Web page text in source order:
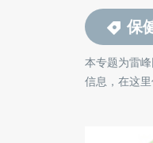
保
本专题为雷
信息，在这里